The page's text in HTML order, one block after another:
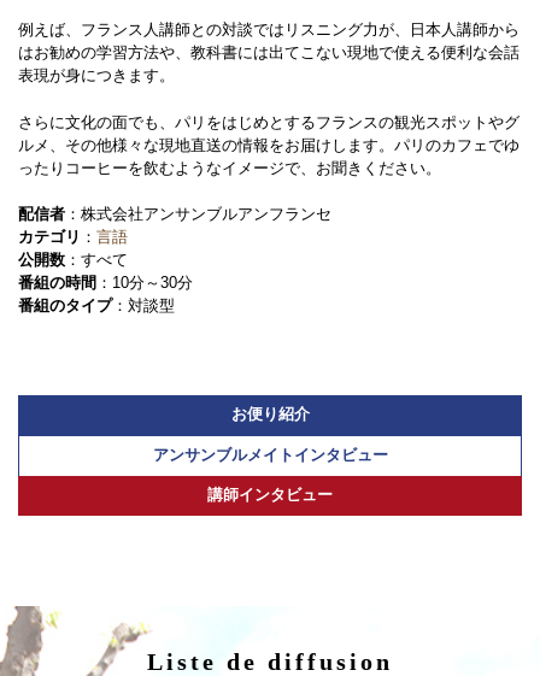
例えば、フランス人講師との対談ではリスニング力が、日本人講師から
はお勧めの学習方法や、教科書には出てこない現地で使える便利な会話
表現が身につきます。
さらに文化の面でも、パリをはじめとするフランスの観光スポットやグ
ルメ、その他様々な現地直送の情報をお届けします。パリのカフェでゆ
ったりコーヒーを飲むようなイメージで、お聞きください。
配信者 ：株式会社アンサンブルアンフランセ
カテゴリ ： 言語
公開数 ：すべて
番組の時間 ：10分～30分
番組のタイプ：対談型
お便り紹介
アンサンブルメイトインタビュー
講師インタビュー
Liste de diffusion